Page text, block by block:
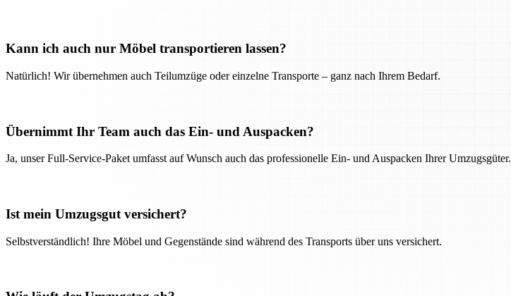
Kann ich auch nur Möbel transportieren lassen?
Natürlich! Wir übernehmen auch Teilumzüge oder einzelne Transporte – ganz nach Ihrem Bedarf.
Übernimmt Ihr Team auch das Ein- und Auspacken?
Ja, unser Full-Service-Paket umfasst auf Wunsch auch das professionelle Ein- und Auspacken Ihrer Umzugsgüter.
Ist mein Umzugsgut versichert?
Selbstverständlich! Ihre Möbel und Gegenstände sind während des Transports über uns versichert.